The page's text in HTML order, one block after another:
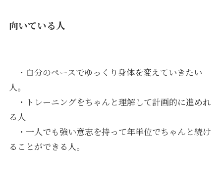
向いている人
・自分のペースでゆっくり身体を変えていきたい
人。
・トレーニングをちゃんと理解して計画的に進めれ
る人
・一人でも強い意志を持って年単位でちゃんと続け
ることができる人。